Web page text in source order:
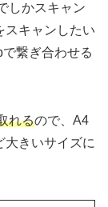
しかスキャン
スキャンしたい
繋ぎ合わせる
れるので、A4
大きいサイズに